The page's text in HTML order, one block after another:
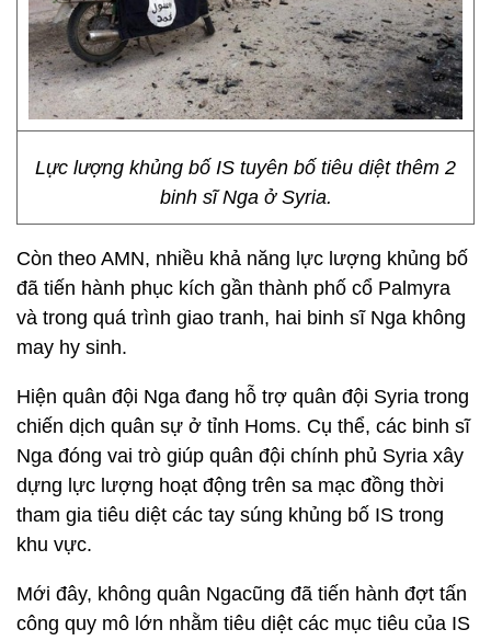
Lực lượng khủng bố IS tuyên bố tiêu diệt thêm 2
binh sĩ Nga ở Syria.
Còn theo AMN, nhiều khả năng lực lượng khủng bố
đã tiến hành phục kích gần thành phố cổ Palmyra
và trong quá trình giao tranh, hai binh sĩ Nga không
may hy sinh.
Hiện quân đội Nga đang hỗ trợ quân đội Syria trong
chiến dịch quân sự ở tỉnh Homs. Cụ thể, các binh sĩ
Nga đóng vai trò giúp quân đội chính phủ Syria xây
dựng lực lượng hoạt động trên sa mạc đồng thời
tham gia tiêu diệt các tay súng khủng bố IS trong
khu vực.
Mới đây, không quân Ngacũng đã tiến hành đợt tấn
công quy mô lớn nhằm tiêu diệt các mục tiêu của IS